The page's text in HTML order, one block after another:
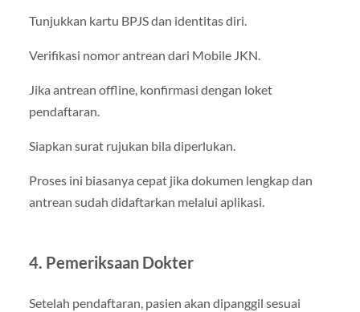
Tunjukkan kartu BPJS dan identitas diri.
Verifikasi nomor antrean dari Mobile JKN.
Jika antrean offline, konfirmasi dengan loket
pendaftaran.
Siapkan surat rujukan bila diperlukan.
Proses ini biasanya cepat jika dokumen lengkap dan
antrean sudah didaftarkan melalui aplikasi.
4. Pemeriksaan Dokter
Setelah pendaftaran, pasien akan dipanggil sesuai